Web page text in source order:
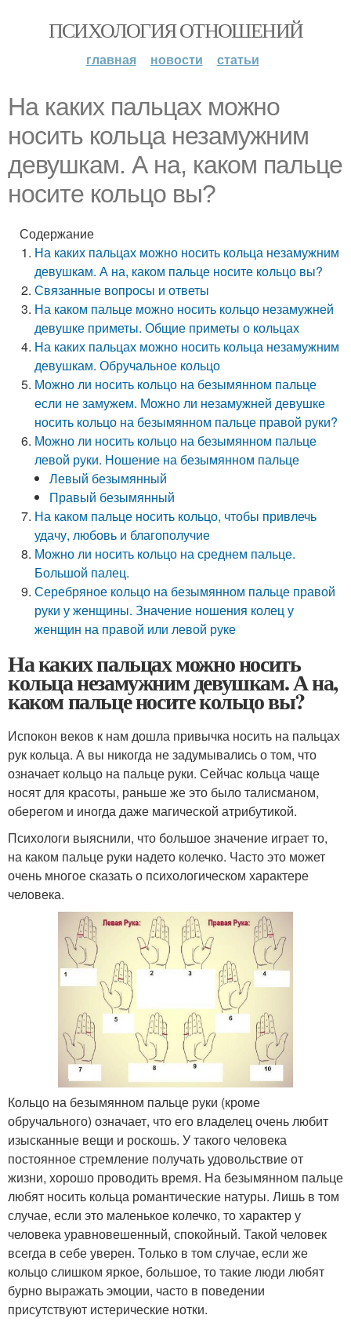
ПСИХОЛОГИЯ ОТНОШЕНИЙ
главная новости статьи
На каких пальцах можно
носить кольца незамужним
девушкам. А на, каком пальце
носите кольцо вы?
Содержание
На каких пальцах можно носить кольца незамужним
девушкам. А на, каком пальце носите кольцо вы?
Связанные вопросы и ответы
На каком пальце можно носить кольцо незамужней
девушке приметы. Общие приметы о кольцах
На каких пальцах можно носить кольца незамужним
девушкам. Обручальное кольцо
Можно ли носить кольцо на безымянном пальце
если не замужем. Можно ли незамужней девушке
носить кольцо на безымянном пальце правой руки?
Можно ли носить кольцо на безымянном пальце
левой руки. Ношение на безымянном пальце
Левый безымянный
Правый безымянный
На каком пальце носить кольцо, чтобы привлечь
удачу, любовь и благополучие
Можно ли носить кольцо на среднем пальце.
Большой палец.
Серебряное кольцо на безымянном пальце правой
руки у женщины. Значение ношения колец у
женщин на правой или левой руке
На каких пальцах можно носить
кольца незамужним девушкам. А на,
каком пальце носите кольцо вы?
Испокон веков к нам дошла привычка носить на пальцах
рук кольца. А вы никогда не задумывались о том, что
означает кольцо на пальце руки. Сейчас кольца чаще
носят для красоты, раньше же это было талисманом,
оберегом и иногда даже магической атрибутикой.
Психологи выяснили, что большое значение играет то,
на каком пальце руки надето колечко. Часто это может
очень многое сказать о психологическом характере
человека.
Кольцо на безымянном пальце руки (кроме
обручального) означает, что его владелец очень любит
изысканные вещи и роскошь. У такого человека
постоянное стремление получать удовольствие от
жизни, хорошо проводить время. На безымянном пальце
любят носить кольца романтические натуры. Лишь в том
случае, если это маленькое колечко, то характер у
человека уравновешенный, спокойный. Такой человек
всегда в себе уверен. Только в том случае, если же
кольцо слишком яркое, большое, то такие люди любят
бурно выражать эмоции, часто в поведении
присутствуют истерические нотки.